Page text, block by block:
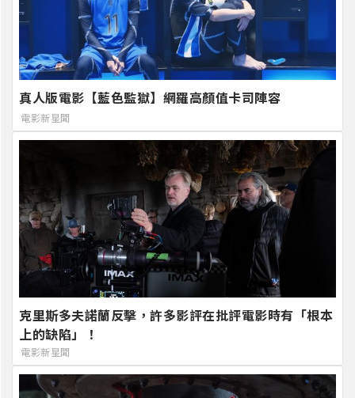
真人版電影【藍色監獄】網羅高顏值卡司陣容
電影新星聞
克里斯多夫諾蘭反擊，許多影評在批評電影時有「根本
上的缺陷」！
電影新星聞